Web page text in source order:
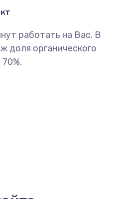
работать на Вас. В
доля органического